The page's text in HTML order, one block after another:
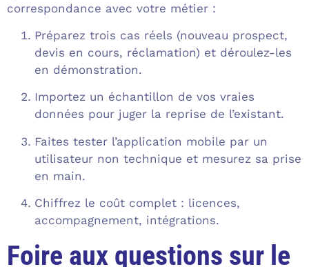
correspondance avec votre métier :
Préparez trois cas réels (nouveau prospect,
devis en cours, réclamation) et déroulez-les
en démonstration.
Importez un échantillon de vos vraies
données pour juger la reprise de l’existant.
Faites tester l’application mobile par un
utilisateur non technique et mesurez sa prise
en main.
Chiffrez le coût complet : licences,
accompagnement, intégrations.
Foire aux questions sur le